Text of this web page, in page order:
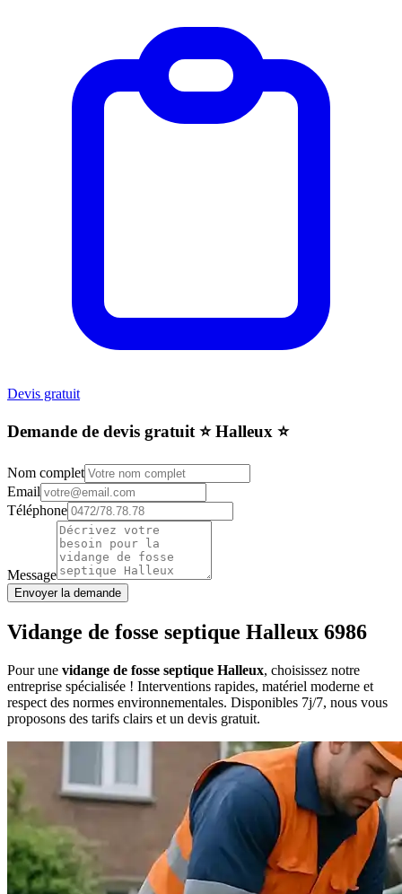
Devis gratuit
Demande de devis gratuit ⭐️ Halleux ⭐️
Nom complet
Email
Téléphone
Message
Envoyer la demande
Vidange de fosse septique Halleux 6986
Pour une vidange de fosse septique Halleux, choisissez notre
entreprise spécialisée ! Interventions rapides, matériel moderne et
respect des normes environnementales. Disponibles 7j/7, nous vous
proposons des tarifs clairs et un devis gratuit.